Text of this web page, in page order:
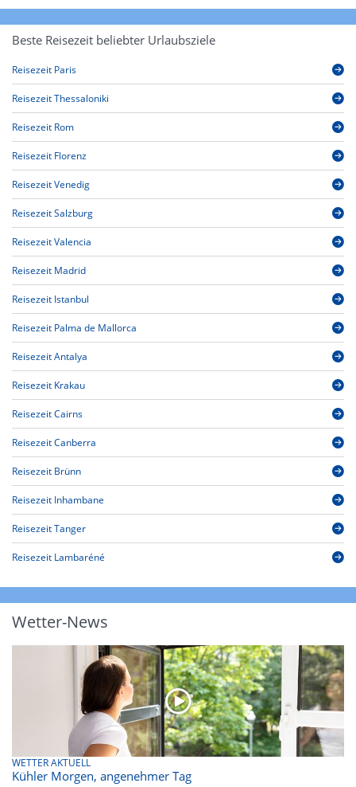
Beste Reisezeit beliebter Urlaubsziele
Reisezeit Paris
Reisezeit Thessaloniki
Reisezeit Rom
Reisezeit Florenz
Reisezeit Venedig
Reisezeit Salzburg
Reisezeit Valencia
Reisezeit Madrid
Reisezeit Istanbul
Reisezeit Palma de Mallorca
Reisezeit Antalya
Reisezeit Krakau
Reisezeit Cairns
Reisezeit Canberra
Reisezeit Brünn
Reisezeit Inhambane
Reisezeit Tanger
Reisezeit Lambaréné
Wetter-News
WETTER AKTUELL
Kühler Morgen, angenehmer Tag